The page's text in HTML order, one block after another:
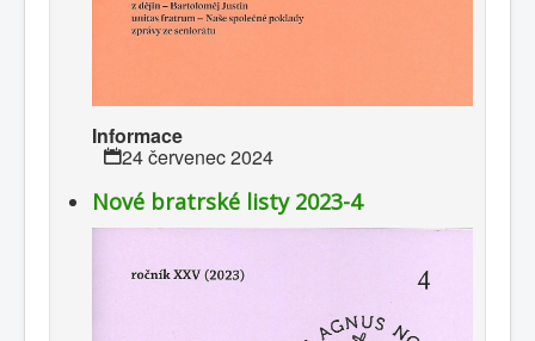
Informace
24 červenec 2024
Nové bratrské listy 2023-4